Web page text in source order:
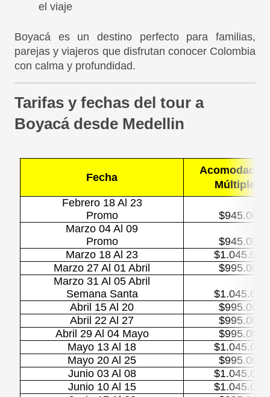
el viaje
Boyacá es un destino perfecto para familias,
parejas y viajeros que disfrutan conocer Colombia
con calma y profundidad.
Tarifas y fechas del tour a
Boyacá desde Medellin
Fecha
Múltiple
Febrero 18 Al 23
Promo
$945.000
Marzo 04 Al 09
Promo
$945.000
Marzo 18 Al 23
$1.045.000
Marzo 27 Al 01 Abril
$995.000
Marzo 31 Al 05 Abril
Semana Santa
$1.045.000
Abril 15 Al 20
$995.000
Abril 22 Al 27
$995.000
Abril 29 Al 04 Mayo
$995.000
Mayo 13 Al 18
$1.045.000
Mayo 20 Al 25
$995.000
Junio 03 Al 08
$1.045.000
Junio 10 Al 15
$1.045.000